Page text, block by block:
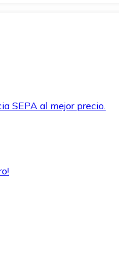
SEPA al mejor precio.